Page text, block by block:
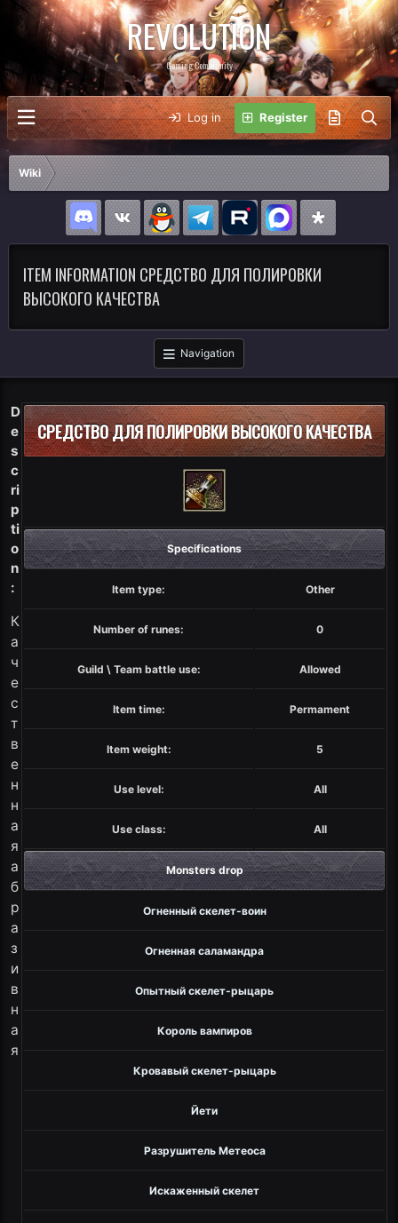
REVOLUTION
Gaming Community
Log in Register
Wiki
ITEM INFORMATION СРЕДСТВО ДЛЯ ПОЛИРОВКИ
ВЫСОКОГО КАЧЕСТВА
Navigation
СРЕДСТВО ДЛЯ ПОЛИРОВКИ ВЫСОКОГО КАЧЕСТВА
Specifications
Item type: Other
Number of runes: 0
Guild \ Team battle use: Allowed
Item time: Permament
Item weight: 5
Use level: All
Use class: All
Monsters drop
Огненный скелет-воин
Огненная саламандра
Опытный скелет-рыцарь
Король вампиров
Кровавый скелет-рыцарь
Йети
Разрушитель Метеоса
Искаженный скелет
D
e
s
c
ri
p
ti
o
n
:
К
а
ч
е
с
т
в
е
н
н
а
я
а
б
р
а
з
и
в
н
а
я